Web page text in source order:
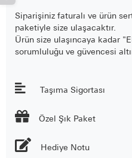
Siparişiniz faturalı ve ürün
paketiyle size ulaşacaktır.
Ürün size ulaşıncaya kadar
sorumluluğu ve güvencesi
Taşıma Sigortası
 Özel Şık Paket
Hediye Notu